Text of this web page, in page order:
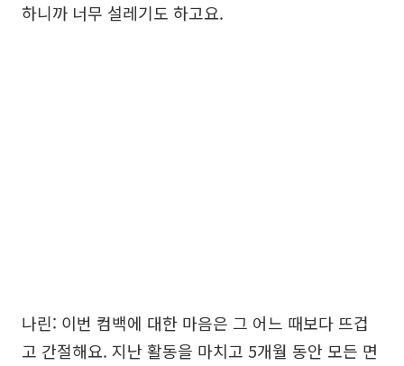
하니까 너무 설레기도 하고요.
나린: 이번 컴백에 대한 마음은 그 어느 때보다 뜨겁
고 간절해요. 지난 활동을 마치고 5개월 동안 모든 면